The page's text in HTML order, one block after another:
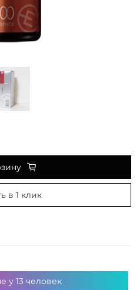
в 1 клик
у13 человек